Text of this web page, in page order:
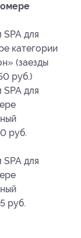
для
категории
(заезды
руб.)
для
руб.
для
руб.